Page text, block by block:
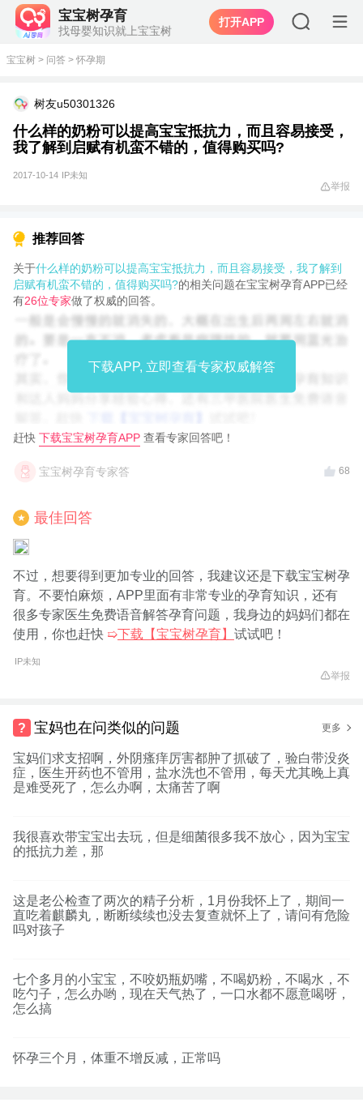
宝宝树孕育
找母婴知识就上宝宝树
打开APP
宝宝树 > 问答 > 怀孕期
树友u50301326
什么样的奶粉可以提高宝宝抵抗力，而且容易接受，
我了解到启赋有机蛮不错的，值得购买吗?
2017-10-14 IP未知
举报
推荐回答
关于什么样的奶粉可以提高宝宝抵抗力，而且容易接受，我了解到
启赋有机蛮不错的，值得购买吗?的相关问题在宝宝树孕育APP已经
有26位专家做了权威的回答。
下载APP, 立即查看专家权威解答
赶快 下载宝宝树孕育APP 查看专家回答吧！
宝宝树孕育专家答 68
★ 最佳回答
不过，想要得到更加专业的回答，我建议还是下载宝宝树孕
育。不要怕麻烦，APP里面有非常专业的孕育知识，还有
很多专家医生免费语音解答孕育问题，我身边的妈妈们都在
使用，你也赶快 ➯下载【宝宝树孕育】 试试吧！
IP未知
举报
宝妈也在问类似的问题 更多
宝妈们求支招啊，外阴瘙痒厉害都肿了抓破了，验白带没炎
症，医生开药也不管用，盐水洗也不管用，每天尤其晚上真
是难受死了，怎么办啊，太痛苦了啊
我很喜欢带宝宝出去玩，但是细菌很多我不放心，因为宝宝
的抵抗力差，那
这是老公检查了两次的精子分析，1月份我怀上了，期间一
直吃着麒麟丸，断断续续也没去复查就怀上了，请问有危险
吗对孩子
七个多月的小宝宝，不咬奶瓶奶嘴，不喝奶粉，不喝水，不
吃勺子，怎么办哟，现在天气热了，一口水都不愿意喝呀，
怎么搞
怀孕三个月，体重不增反减，正常吗